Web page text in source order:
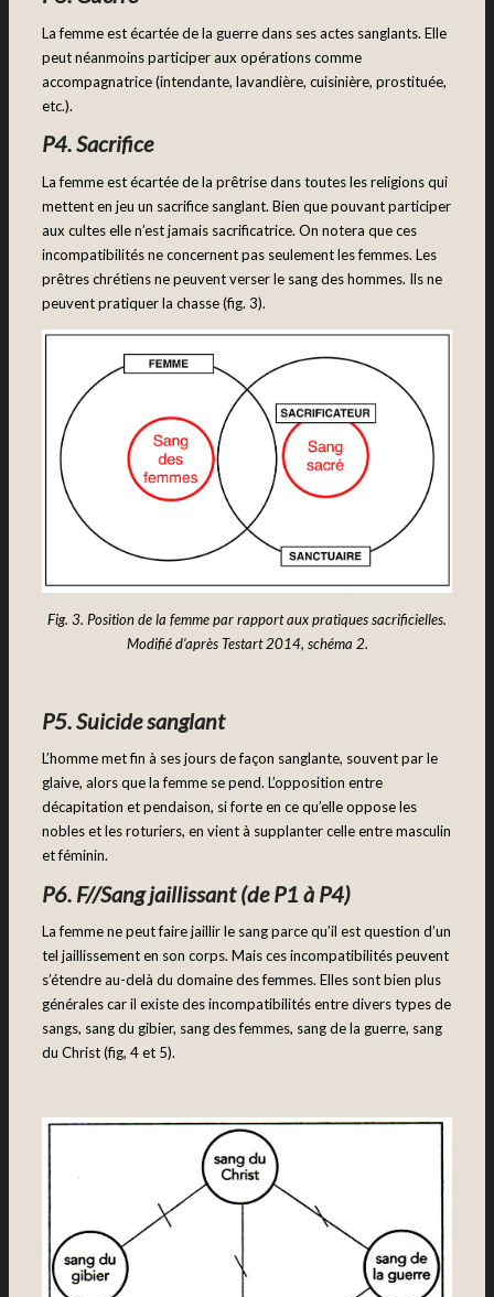
La femme est écartée de la guerre dans ses actes sanglants. Elle
peut néanmoins participer aux opérations comme
accompagnatrice (intendante, lavandière, cuisinière, prostituée,
etc.).
P4. Sacrifice
La femme est écartée de la prêtrise dans toutes les religions qui
mettent en jeu un sacrifice sanglant. Bien que pouvant participer
aux cultes elle n’est jamais sacrificatrice. On notera que ces
incompatibilités ne concernent pas seulement les femmes. Les
prêtres chrétiens ne peuvent verser le sang des hommes. Ils ne
peuvent pratiquer la chasse (fig. 3).
Fig. 3. Position de la femme par rapport aux pratiques sacrificielles.
Modifié d’après Testart 2014, schéma 2.
P5. Suicide sanglant
L’homme met fin à ses jours de façon sanglante, souvent par le
glaive, alors que la femme se pend. L’opposition entre
décapitation et pendaison, si forte en ce qu’elle oppose les
nobles et les roturiers, en vient à supplanter celle entre masculin
et féminin.
P6. F//Sang jaillissant (de P1 à P4)
La femme ne peut faire jaillir le sang parce qu’il est question d’un
tel jaillissement en son corps. Mais ces incompatibilités peuvent
s’étendre au-delà du domaine des femmes. Elles sont bien plus
générales car il existe des incompatibilités entre divers types de
sangs, sang du gibier, sang des femmes, sang de la guerre, sang
du Christ (fig, 4 et 5).